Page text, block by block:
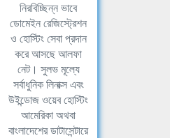
নিরবিচ্ছিন্ন ভাবে
ডোমেইন রেজিস্ট্রেশন
ও হোস্টিং সেবা প্রদান
করে আসছে আলফা
নেট। সুলভ মূল্যে
সর্বাধুনিক লিনাক্স এবং
উইন্ডোজ ওয়েব হোস্টিং
আমেরিকা অথবা
বাংলাদেশের ডাটাসেন্টারে